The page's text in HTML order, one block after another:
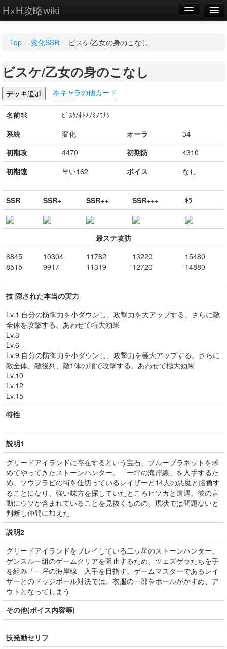
H×H攻略wiki
WIKI
設定
Top / 変化SSR / ビスケ/乙女の身のこなし
ビスケ/乙女の身のこなし
本キャラの他カード
名前ﾖﾐ
ﾋﾞｽｹ/ｵﾄﾒﾉﾐﾉｺﾅｼ
系統
変化 オーラ
34
初期攻
4470 初期防
4310
初期速
早い162 ボイス なし
SSR SSR+ SSR++ SSR+++ ｷﾗ
最ステ攻防
8845
8515
10304
9917
11762
11319
13220
12720
15480
14880
技 隠された本当の実力
Lv.1 自分の防御力を小ダウンし、攻撃力を大アップする。さらに敵
全体を攻撃する。あわせて特大効果
Lv.3
Lv.6
Lv.9 自分の防御力を小ダウンし、攻撃力を極大アップする。さらに
敵全体、敵後列、敵1体の順で攻撃する。あわせて極大効果
Lv.10
Lv.12
Lv.15
特性
説明1
グリードアイランドに存在するという宝石、ブループラネットを求
めてやってきたストーンハンター。「一坪の海岸線」を入手するた
め、ソウフラビの街を仕切っているレイザーと14人の悪魔と勝負す
ることになり、強い味方を探していたところヒソカと遭遇。彼の言
動にウソが含まれていることを見抜くものの、現状では問題ないと
判断し仲間に加えた
説明2
グリードアイランドをプレイしている二ッ星のストーンハンター。
ゲンスルー組のゲームクリアを阻止するため、ツェズゲラたちを手
を組み「一坪の海岸線」入手を目指す。ゲームマスターであるレイ
ザーとのドッジボール対決では、衣服の一部をボールがかすめ、ア
ウトとなってしまう
その他(ボイス内容等)
技発動セリフ